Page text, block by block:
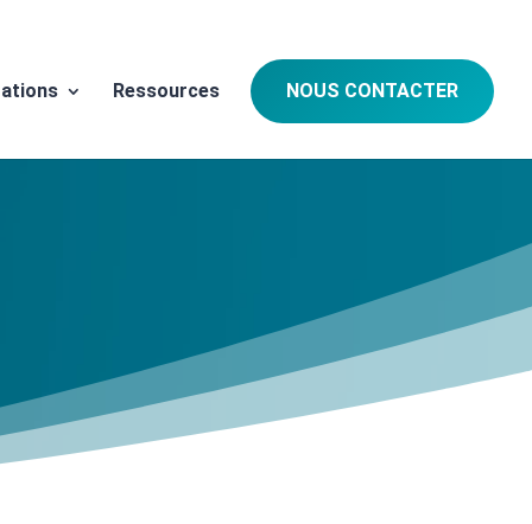
Ressources NOUS CONTACTER